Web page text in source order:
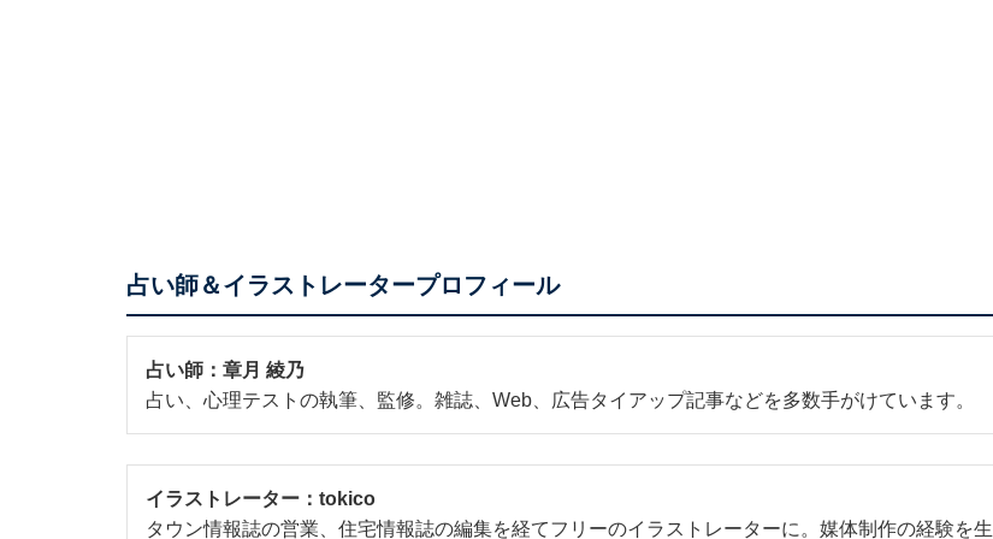
占い師＆イラストレータープロフィール
占い師： 章月 綾乃
占い、心理テストの執筆、監修。雑誌、Web、広告タイアップ記事などを多数手がけています。
イラストレーター： tokico
タウン情報誌の営業、住宅情報誌の編集を経てフリーのイラストレーターに。媒体制作の経験を生